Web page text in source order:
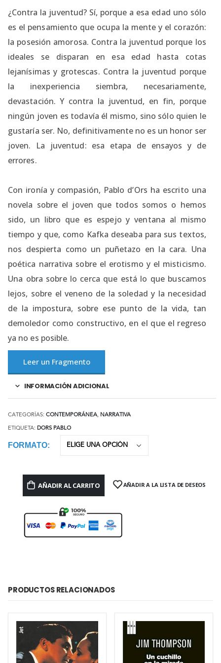
¿Contra la juventud? Sí, porque a esa edad uno sólo
es el pensamiento que ocupa la mente y el corazón:
la posesión amorosa. Contra la juventud porque los
ideales se disparan en esa edad hasta cotas
lejanísimas y grotescas. Contra la juventud porque
la inexperiencia siembra, necesariamente,
devastación. Y contra la juventud, en fin, porque
ningún joven es todavía él mismo, sino sólo quien le
gustaría ser. No, definitivamente no es un honor ser
joven. La juventud: esa etapa de ensayos y de
errores.
Con ironía y compasión, Pablo d’Ors ha escrito una
novela sobre el joven que todos somos o hemos
sido, un libro que es espejo y ventana al mismo
tiempo y que, como Kafka deseaba para sus textos,
nos despierta como un puñetazo en la cara. Una
poética narrativa sobre el erotismo y el misticismo.
Una obra sobre lo cerca que está lo que buscamos
lejos, sobre el veneno de la soledad y la necesidad
de la impostura, sobre ese punto de la vida, tan
demoledor como constructivo, en el que el regreso
ya no es posible.
Leer un Fragmento
INFORMACIÓN ADICIONAL
CATEGORÍAS: CONTEMPORÁNEA, NARRATIVA
ETIQUETA: DORS PABLO
FORMATO
AÑADIR AL CARRITO AÑADIR A LA LISTA DE DESEOS
PRODUCTOS RELACIONADOS